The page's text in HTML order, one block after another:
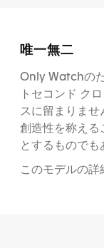
唯一無二
Only Watchの
トセコンド ク
スに留まりませ
創造性を称える
とするものでも
このモデルの詳